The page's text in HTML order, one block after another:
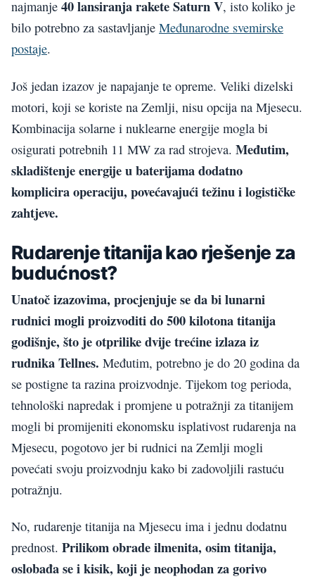
najmanje 40 lansiranja rakete Saturn V, isto koliko je
bilo potrebno za sastavljanje Međunarodne svemirske
postaje.
Još jedan izazov je napajanje te opreme. Veliki dizelski
motori, koji se koriste na Zemlji, nisu opcija na Mjesecu.
Kombinacija solarne i nuklearne energije mogla bi
osigurati potrebnih 11 MW za rad strojeva. Međutim,
skladištenje energije u baterijama dodatno
komplicira operaciju, povećavajući težinu i logističke
zahtjeve.
Rudarenje titanija kao rješenje za
budućnost?
Unatoč izazovima, procjenjuje se da bi lunarni
rudnici mogli proizvoditi do 500 kilotona titanija
godišnje, što je otprilike dvije trećine izlaza iz
rudnika Tellnes. Međutim, potrebno je do 20 godina da
se postigne ta razina proizvodnje. Tijekom tog perioda,
tehnološki napredak i promjene u potražnji za titanijem
mogli bi promijeniti ekonomsku isplativost rudarenja na
Mjesecu, pogotovo jer bi rudnici na Zemlji mogli
povećati svoju proizvodnju kako bi zadovoljili rastuću
potražnju.
No, rudarenje titanija na Mjesecu ima i jednu dodatnu
prednost. Prilikom obrade ilmenita, osim titanija,
oslobađa se i kisik, koji je neophodan za gorivo